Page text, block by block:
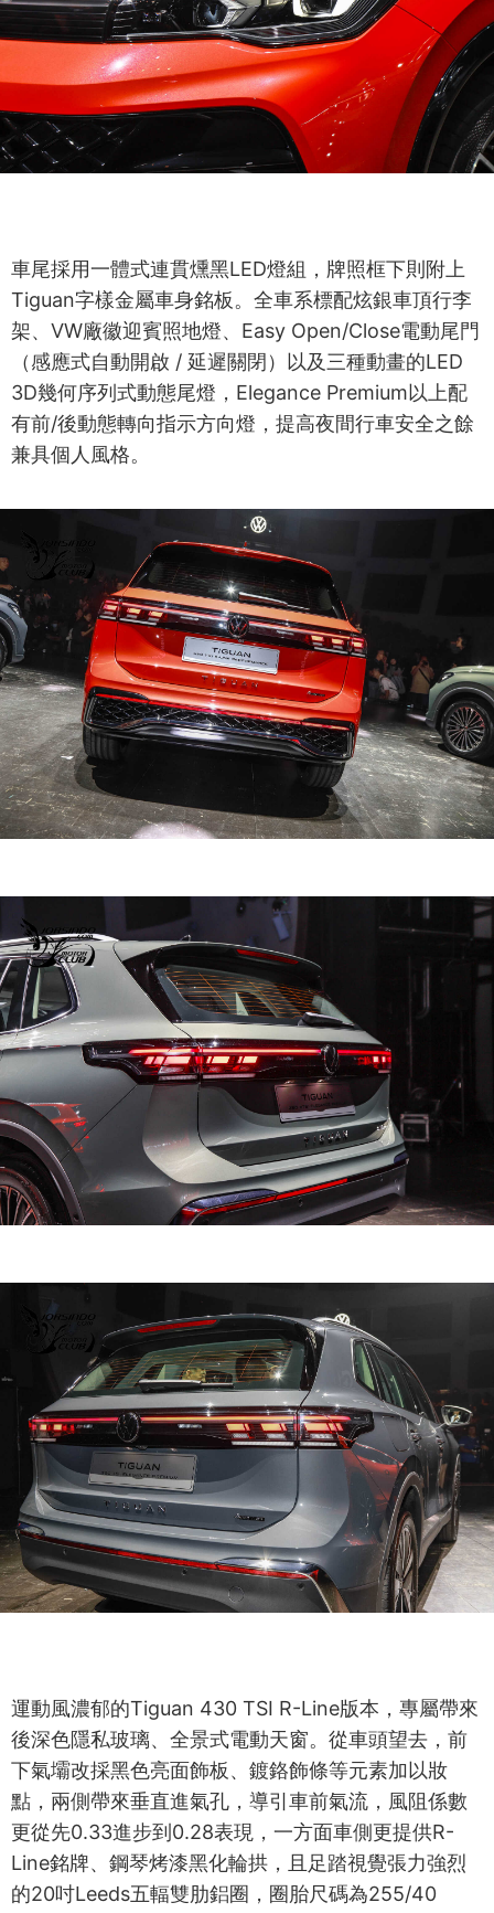
車尾採用一體式連貫燻黑LED燈組，牌照框下則附上
Tiguan字樣金屬車身銘板。全車系標配炫銀車頂行李
架、VW廠徽迎賓照地燈、Easy Open/Close電動尾門
（感應式自動開啟 / 延遲關閉）以及三種動畫的LED
3D幾何序列式動態尾燈，Elegance Premium以上配
有前/後動態轉向指示方向燈，提高夜間行車安全之餘
兼具個人風格。
運動風濃郁的Tiguan 430 TSI R-Line版本，專屬帶來
後深色隱私玻璃、全景式電動天窗。從車頭望去，前
下氣壩改採黑色亮面飾板、鍍鉻飾條等元素加以妝
點，兩側帶來垂直進氣孔，導引車前氣流，風阻係數
更從先0.33進步到0.28表現，一方面車側更提供R-
Line銘牌、鋼琴烤漆黑化輪拱，且足踏視覺張力強烈
的20吋Leeds五輻雙肋鋁圈，圈胎尺碼為255/40